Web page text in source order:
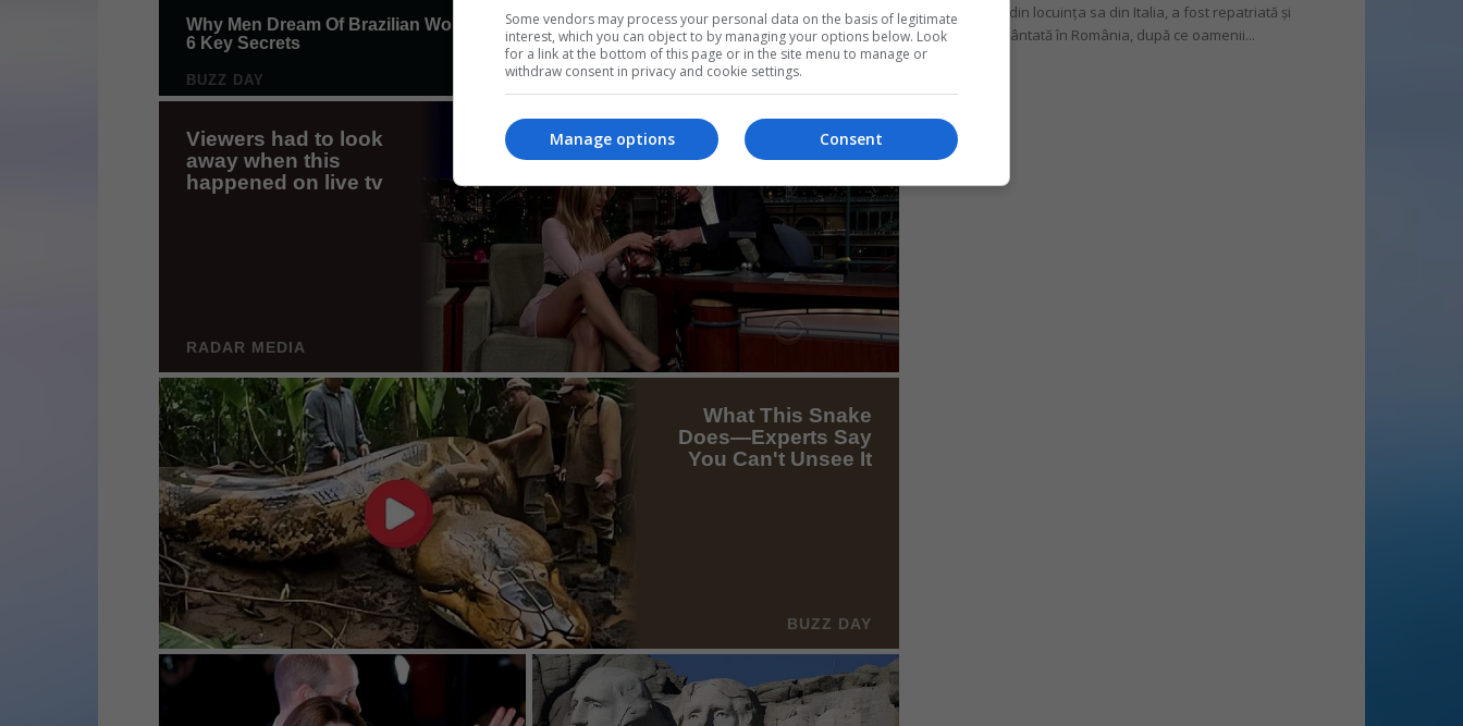
patului din locuința sa din Italia, a fost repatriată și
înmormântată în România, după ce oamenii...
Some vendors may process your personal data on the basis of legitimate
interest, which you can object to by managing your options below. Look
for a link at the bottom of this page or in the site menu to manage or
withdraw consent in privacy and cookie settings.
Consent
Manage options